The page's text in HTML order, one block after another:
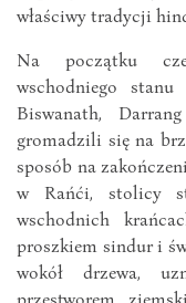
właściwy tradycji
Na początku
wschodniego
Biswanath,
gromadzili się na
sposób na
w Rańći, stolicy
wschodnich
proszkiem sindur i
wokół drzewa,
przestworem